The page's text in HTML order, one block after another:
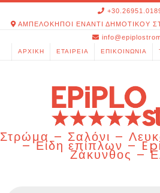
ΑΜΠΕΛΟΚΗΠΟΙ ΕΝΑΝΤΙ ΔΗΜΟΤΙΚΟΥ
ΑΡΧΙΚΉ ΕΤΑΙΡΕΊΑ ΕΠΙΚΟΙΝΩΝΊΑ
Στρώμα – Σαλόνι –
– Είδη επίπλων –
Ζάκυνθος –